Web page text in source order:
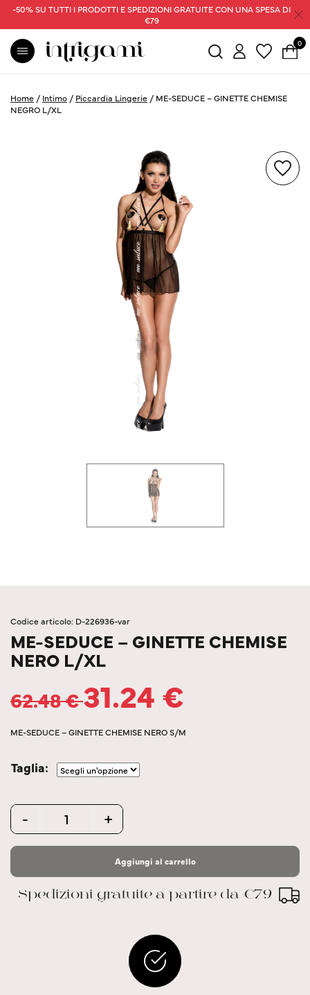
-50% SU TUTTI I PRODOTTI E SPEDIZIONI GRATUITE CON UNA SPESA DI
€79
0
Home / Intimo / Piccardia Lingerie / ME-SEDUCE – GINETTE CHEMISE
NEGRO L/XL
Codice articolo: D-226936-var
ME-SEDUCE – GINETTE CHEMISE
NERO L/XL
62.48€31.24€
ME-SEDUCE – GINETTE CHEMISE NERO S/M
Taglia
Quantity
- +
Aggiungi al carrello
Spedizioni gratuite a partire da €79